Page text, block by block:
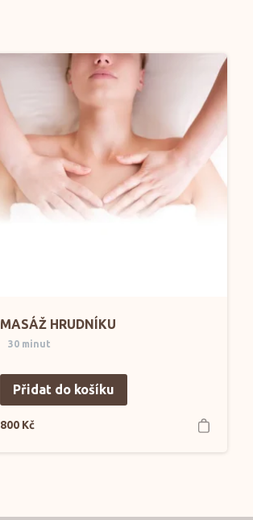
MASÁŽ HRUDNÍKU
30 minut
Přidat do košíku
800 Kč